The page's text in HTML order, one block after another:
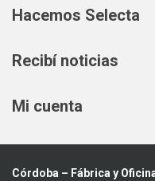
Hacemos Selecta
Recibí noticias
Mi cuenta
Córdoba – Fábrica y